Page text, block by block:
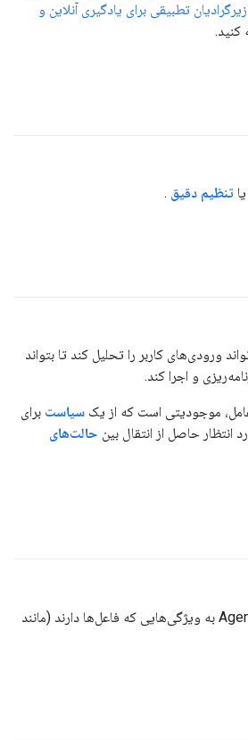
تطبیقی ​​برای یادگیری آنلاین و
کنید.
تنظیم دقیق .
ورودی‌های کاربر را تحلیل کند تا بتواند
و اجرا کند.
موجودیتی است که از یک سیاست برای
انتظار حاصل از انتقال بین حالت‌های
. Agentic به ویژگی‌هایی که فاعل‌ها دارند (مانند